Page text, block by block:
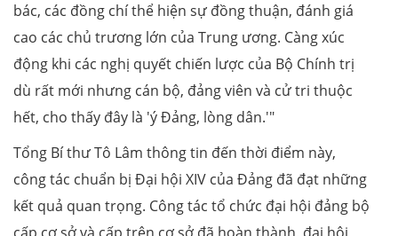
bác, các đồng chí thể hiện sự đồng thuận, đánh giá
cao các chủ trương lớn của Trung ương. Càng xúc
động khi các nghị quyết chiến lược của Bộ Chính trị
dù rất mới nhưng cán bộ, đảng viên và cử tri thuộc
hết, cho thấy đây là 'ý Đảng, lòng dân.'"
Tổng Bí thư Tô Lâm thông tin đến thời điểm này,
công tác chuẩn bị Đại hội XIV của Đảng đã đạt những
kết quả quan trọng. Công tác tổ chức đại hội đảng bộ